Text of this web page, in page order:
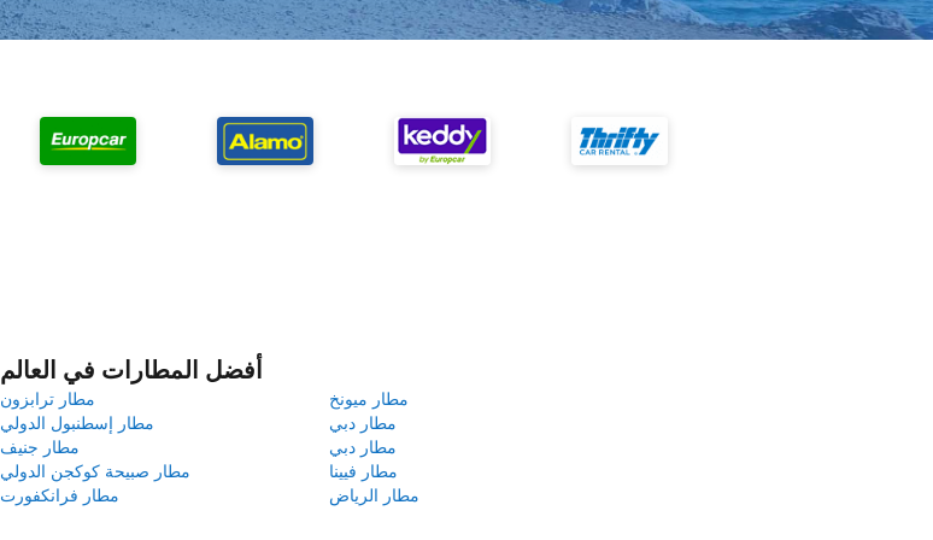
أفضل المطارات في العالم
مطار ترابزون
مطار ميونخ
مطار إسطنبول الدولي
مطار دبي
مطار جنيف
مطار دبي
مطار صبيحة كوكجن الدولي
مطار فيينا
مطار فرانكفورت
مطار الرياض